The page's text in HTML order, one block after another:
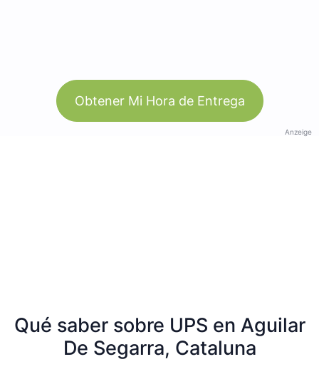
Obtener Mi Hora de Entrega
Anzeige
Qué saber sobre UPS en Aguilar
De Segarra, Cataluna